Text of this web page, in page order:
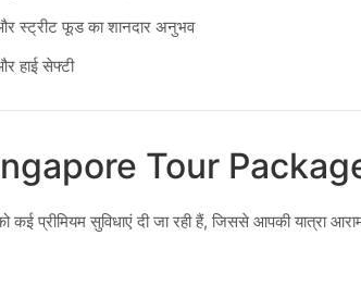
स्ट्रीट फूड का शानदार अनुभव
हाई सेफ्टी
Tour Package
कई प्रीमियम सुविधाएं दी जा रही हैं, जिससे आपकी यात्रा